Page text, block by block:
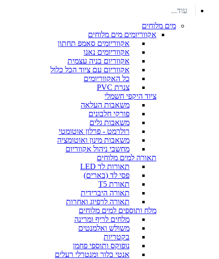
עוד...
מים מלוחים
אקווריומים מים מלוחים
אקווריומים סאמפ תחתון
אקווריומים נאנו
אקווריום בניה עצמית
אקווריום עם ציוד הכל כלול
כל האקווריומים
צנרת PVC
ציוד היקפי חשמלי
משאבות העלאה
פורקי חלבונים
משאבות גלים
רולרמט - פרלון אוטומטי
משאבות מינון ואוטומציה
מחשבי ניהול אקווריום
תאורה למים מלוחים
תאורות לד LED
פסי לד (בארים)
תאורת T5
תאורה היברידית
תאורה לרפיוג ואחרות
מלח ותוספים למים מלוחים
מלחים לריף ומרינה
משולש ואלמנטים
בקטריות
נופוקס ותוספי פחמן
אנטי כלור ומנטרלי רעלים